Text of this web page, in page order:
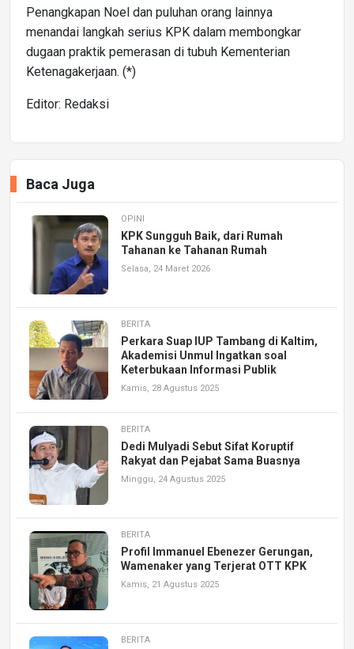
Penangkapan Noel dan puluhan orang lainnya
menandai langkah serius KPK dalam membongkar
dugaan praktik pemerasan di tubuh Kementerian
Ketenagakerjaan. (*)
Editor: Redaksi
Baca Juga
OPINI
KPK Sungguh Baik, dari Rumah
Tahanan ke Tahanan Rumah
Selasa, 24 Maret 2026
BERITA
Perkara Suap IUP Tambang di Kaltim,
Akademisi Unmul Ingatkan soal
Keterbukaan Informasi Publik
Kamis, 28 Agustus 2025
BERITA
Dedi Mulyadi Sebut Sifat Koruptif
Rakyat dan Pejabat Sama Buasnya
Minggu, 24 Agustus 2025
BERITA
Profil Immanuel Ebenezer Gerungan,
Wamenaker yang Terjerat OTT KPK
Kamis, 21 Agustus 2025
BERITA